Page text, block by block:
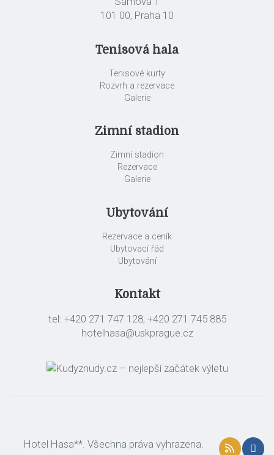
101 00, Praha 10
Tenisová hala
Tenisové kurty
Rozvrh a rezervace
Galerie
Zimní stadion
Zimní stadion
Rezervace
Galerie
Ubytování
Rezervace a ceník
Ubytovací řád
Ubytování
Kontakt
tel: +420 271 747 128, +420 271 745 885
hotelhasa@uskprague.cz
Hotel Hasa**. Všechna práva vyhrazena.